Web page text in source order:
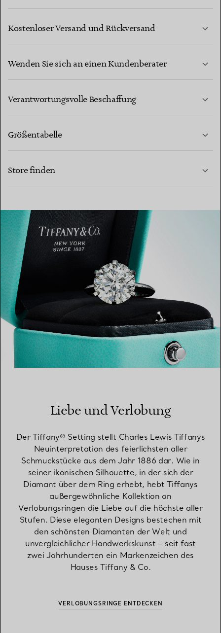
Kostenloser Versand und Rückversand
Wenden Sie sich an einen Kundenberater
Verantwortungsvolle Beschaffung
MEHR ERFAHREN
Größentabelle
Store finden
EINEN STORE IN IHRER NÄHE FINDEN
Liebe und Verlobung
Der Tiffany® Setting stellt Charles Lewis Tiffanys
Neuinterpretation des feierlichsten aller
Schmuckstücke aus dem Jahr 1886 dar. Wie in
seiner ikonischen Silhouette, in der sich der
Diamant über dem Ring erhebt, hebt Tiffanys
außergewöhnliche Kollektion an
Verlobungsringen die Liebe auf die höchste aller
Stufen. Diese eleganten Designs bestechen mit
den schönsten Diamanten der Welt und
unvergleichlicher Handwerkskunst – seit fast
zwei Jahrhunderten ein Markenzeichen des
Hauses Tiffany & Co.
VERLOBUNGSRINGE ENTDECKEN